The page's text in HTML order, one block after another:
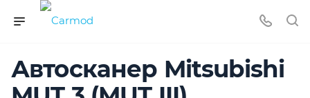
Автосканер Mitsubishi